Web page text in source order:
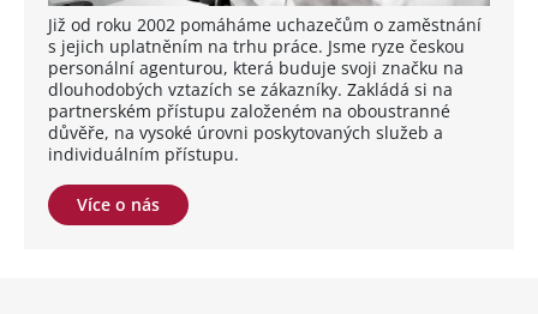
Již od roku 2002 pomáháme uchazečům o zaměstnání
s jejich uplatněním na trhu práce. Jsme ryze českou
personální agenturou, která buduje svoji značku na
dlouhodobých vztazích se zákazníky. Zakládá si na
partnerském přístupu založeném na oboustranné
důvěře, na vysoké úrovni poskytovaných služeb a
individuálním přístupu.
Více o nás